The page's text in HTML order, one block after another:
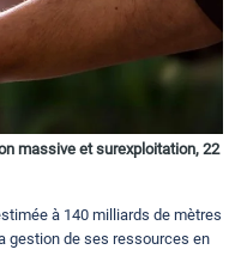
massive et surexploitation, 22
à 140 milliards de mètres
gestion de ses ressources en